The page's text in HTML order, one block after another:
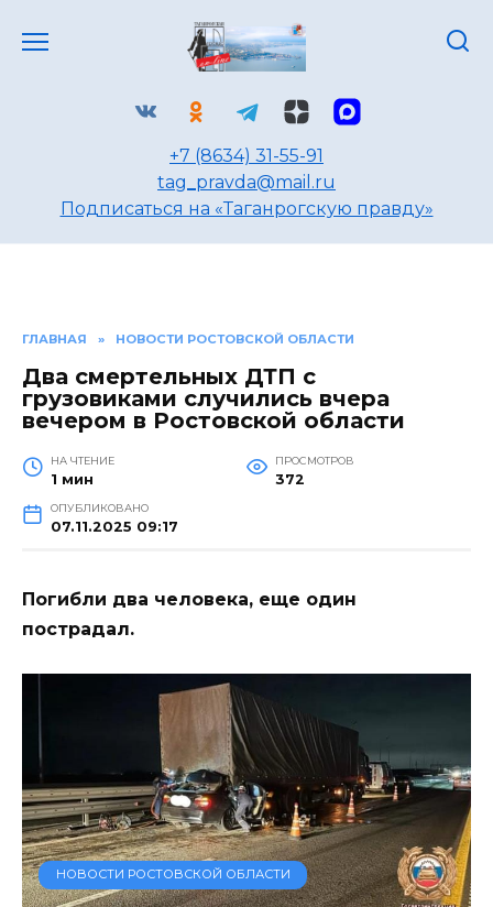
+7 (8634) 31-55-91
tag_pravda@mail.ru
Подписаться на «Таганрогскую правду»
ГЛАВНАЯ » НОВОСТИ РОСТОВСКОЙ ОБЛАСТИ
Два смертельных ДТП с
грузовиками случились вчера
вечером в Ростовской области
НА ЧТЕНИЕ
1 мин
ПРОСМОТРОВ
372
ОПУБЛИКОВАНО
07.11.2025 09:17
Погибли два человека, еще один
пострадал.
НОВОСТИ РОСТОВСКОЙ ОБЛАСТИ